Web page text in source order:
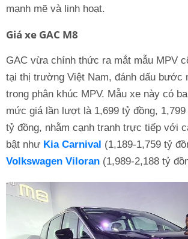
mạnh mẽ và linh hoạt.
Giá xe GAC M8
GAC vừa chính thức ra mắt mẫu MPV
tại thị trường Việt Nam, đánh dấu bước
trong phân khúc MPV. Mẫu xe này có
mức giá lần lượt là 1,699 tỷ đồng,
tỷ đồng, nhằm cạnh tranh trực tiếp với
bật như Kia Carnival (1,189-1,759 tỷ
Volkswagen Viloran (1,989-2,188 tỷ